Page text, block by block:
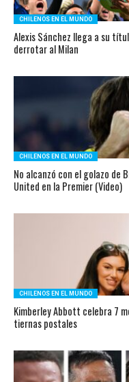
CHILENOS EN EL MUNDO
Alexis Sánchez llega a su
derrotar al Milan
CHILENOS EN EL MUNDO
No alcanzó con el golazo de
United en la Premier (Video)
CHILENOS EN EL MUNDO
Kimberley Abbott celebra 7
tiernas postales